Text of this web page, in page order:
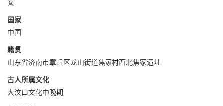
女
国家
中国
籍贯
山东省济南市章丘区龙山街道焦家村西北焦家遗址
古人所属文化
大汶口文化中晚期